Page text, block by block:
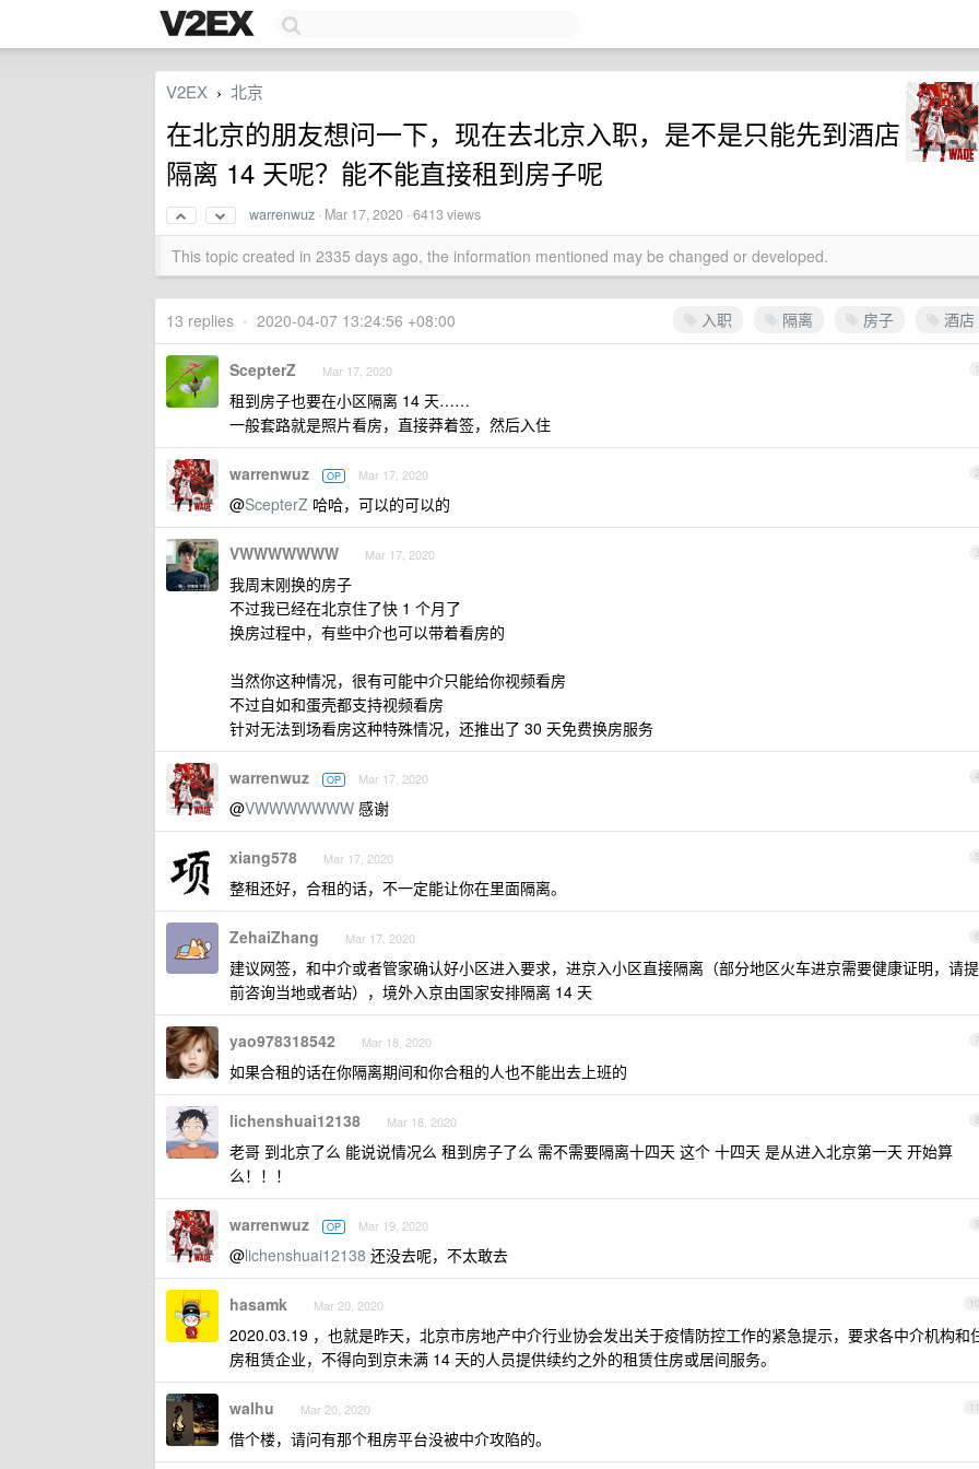
V2EX › 北京
在北京的朋友想问一下，现在去北京入职，是不是只能先到酒店
隔离 14 天呢？能不能直接租到房子呢
warrenwuz · Mar 17, 2020 · 6413 views
This topic created in 2335 days ago, the information mentioned may be changed or developed.
入职 隔离 房子 酒店
13 replies • 2020-04-07 13:24:56 +08:00
1
ScepterZ Mar 17, 2020
租到房子也要在小区隔离 14 天……
一般套路就是照片看房，直接莽着签，然后入住
2
warrenwuz OP Mar 17, 2020
@ScepterZ 哈哈，可以的可以的
3
VWWWWWWW Mar 17, 2020
我周末刚换的房子
不过我已经在北京住了快 1 个月了
换房过程中，有些中介也可以带着看房的
当然你这种情况，很有可能中介只能给你视频看房
不过自如和蛋壳都支持视频看房
针对无法到场看房这种特殊情况，还推出了 30 天免费换房服务
4
warrenwuz OP Mar 17, 2020
@VWWWWWWW 感谢
5
xiang578 Mar 17, 2020
整租还好，合租的话，不一定能让你在里面隔离。
6
ZehaiZhang Mar 17, 2020
建议网签，和中介或者管家确认好小区进入要求，进京入小区直接隔离（部分地区火车进京需要健康证明，请提
前咨询当地或者站），境外入京由国家安排隔离 14 天
7
yao978318542 Mar 18, 2020
如果合租的话在你隔离期间和你合租的人也不能出去上班的
8
lichenshuai12138 Mar 18, 2020
老哥 到北京了么 能说说情况么 租到房子了么 需不需要隔离十四天 这个 十四天 是从进入北京第一天 开始算
么！！！
9
warrenwuz OP Mar 19, 2020
@lichenshuai12138 还没去呢，不太敢去
10
hasamk Mar 20, 2020
2020.03.19 ，也就是昨天，北京市房地产中介行业协会发出关于疫情防控工作的紧急提示，要求各中介机构和
房租赁企业，不得向到京未满 14 天的人员提供续约之外的租赁住房或居间服务。
11
walhu Mar 20, 2020
借个楼，请问有那个租房平台没被中介攻陷的。